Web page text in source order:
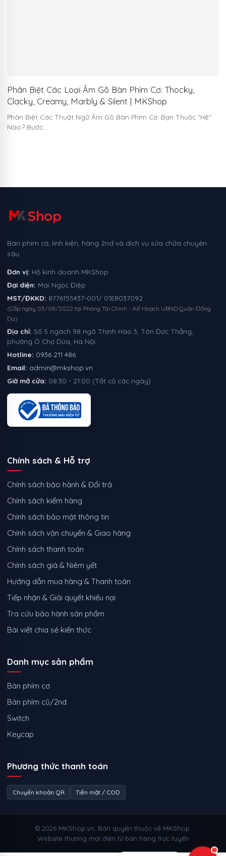
Phân Biệt Các Loại Âm Gõ Bàn Phím Cơ: Thocky,
Clacky, Creamy, Marbly & Silent | MKShop
Phân Biệt Các Thuật Ngữ Âm Gõ Bàn Phím Cơ: Bạn Thuộc "Hệ"
Nào? Bước…
Shop
Bàn phím cơ, linh kiện, hàng 2nd và dịch vụ sửa chữa chuyên
sâu.
Đơn vị: Hộ kinh doanh MKShop
Đại diện: Mai Ngọc Điệp
MST/ĐKKD: 8776155437-001/ 01E8037092
(Cấp ngày 05/08/2022 tại Phòng Tài Chính - Kế Hoạch UBND Quận Đống
Đa)
Địa chỉ: Số 5 ngách 98 ngõ Thịnh Hào 3, Tôn Đức Thắng,
phường Ô Chợ Dừa, Hà Nội
Hotline: 0936 211 486
Email: admin@mkshop.vn
Giờ mở cửa: 08:30 - 21:00 (Tất cả các ngày)
Chính sách & Hỗ trợ
Chính sách bảo hành & Đổi trả
Chính sách kiểm hàng
Chính sách bảo mật thông tin
Chính sách vận chuyển & Giao hàng
Chính sách thanh toán
Chính sách giá & Niêm yết
Hướng dẫn mua hàng & Thanh toán
Tiếp nhận & Giải quyết khiếu nại
Tra cứu bảo hành sản phẩm
Bài viết chia sẻ kiến thức
Danh mục sản phẩm
Bàn phím cơ
Bàn phím cũ/2nd
Switch
Keycap
Phương thức thanh toán
Chuyển khoản QR Tiền mặt / COD
© 2026 MKShop.vn. Bản quyền thuộc về MKShop.
Website thương mại điện tử bán hàng trực tuyến